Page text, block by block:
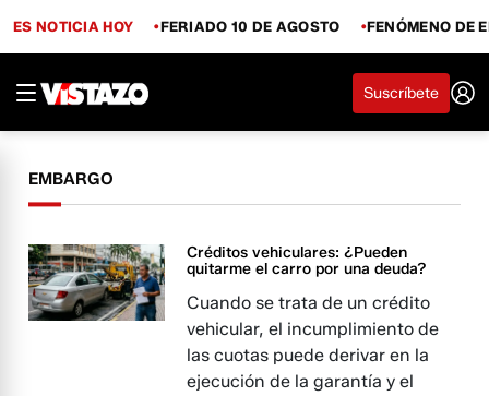
ES NOTICIA HOY FERIADO 10 DE AGOSTO FENÓMENO DE
Suscríbete
EMBARGO
Créditos vehiculares: ¿Pueden
quitarme el carro por una deuda?
Cuando se trata de un crédito
vehicular, el incumplimiento de
las cuotas puede derivar en la
ejecución de la garantía y el